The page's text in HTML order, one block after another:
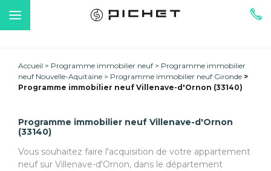
Accueil Programme immobilier neuf
Programme immobilier
neuf Nouvelle-Aquitaine
Programme immobilier neuf Gironde
Programme immobilier neuf Villenave-d'Ornon (33140)
Programme immobilier neuf Villenave-d'Ornon
(33140)
Vous souhaitez faire l'acquisition de votre appartement
neuf sur Villenave-d'Ornon, dans le département